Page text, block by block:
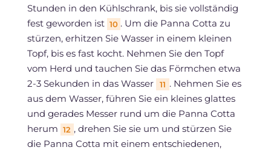
Stunden in den Kühlschrank, bis sie vollständig
fest geworden ist 10 . Um die Panna Cotta zu
stürzen, erhitzen Sie Wasser in einem kleinen
Topf, bis es fast kocht. Nehmen Sie den Topf
vom Herd und tauchen Sie das Förmchen etwa
2-3 Sekunden in das Wasser
11 . Nehmen Sie es
aus dem Wasser, führen Sie ein kleines glattes
und gerades Messer rund um die Panna Cotta
herum 12 , drehen Sie sie um und stürzen Sie
die Panna Cotta mit einem entschiedenen,